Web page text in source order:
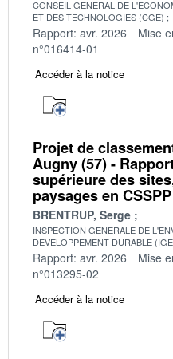
CONSEIL GENERAL DE
ET DES TECHNOLOGIES (CGE)
Rapport: avr. 2026 Mise
n°016414-01
Accéder à la notice
Projet de
Augny (57) -
supérieure des
paysages en CSSPP
BRENTRUP, Serge
INSPECTION GENERALE DE
DEVELOPPEMENT DURABLE
Rapport: avr. 2026 Mise
n°013295-02
Accéder à la notice